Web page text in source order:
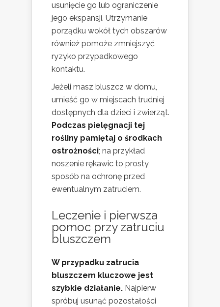
usunięcie go lub ograniczenie
jego ekspansji. Utrzymanie
porządku wokół tych obszarów
również pomoże zmniejszyć
ryzyko przypadkowego
kontaktu.
Jeżeli masz bluszcz w domu,
umieść go w miejscach trudniej
dostępnych dla dzieci i zwierząt.
Podczas pielęgnacji tej
rośliny pamiętaj o środkach
ostrożności; na przykład
noszenie rękawic to prosty
sposób na ochronę przed
ewentualnym zatruciem.
Leczenie i pierwsza
pomoc przy zatruciu
bluszczem
W przypadku zatrucia
bluszczem kluczowe jest
szybkie działanie. Najpierw
spróbuj usunąć pozostałości